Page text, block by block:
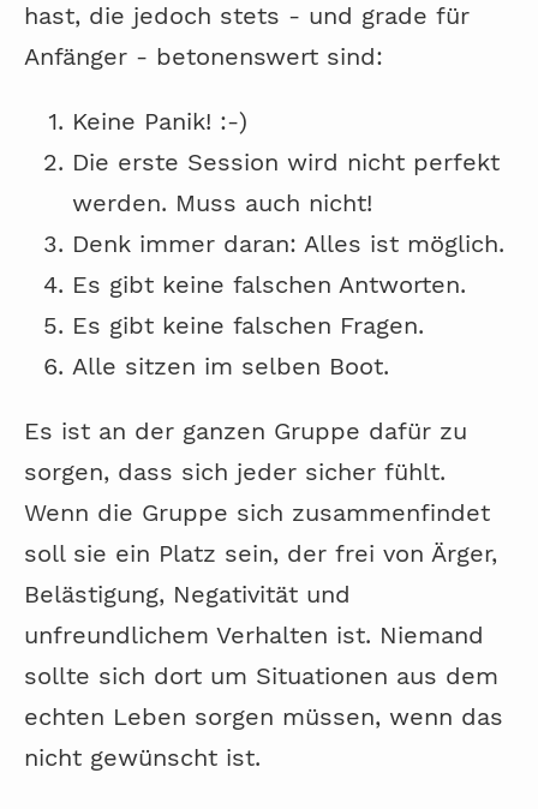
hast, die jedoch stets - und grade für
Anfänger - betonenswert sind:
Keine Panik! :-)
Die erste Session wird nicht perfekt
werden. Muss auch nicht!
Denk immer daran: Alles ist möglich.
Es gibt keine falschen Antworten.
Es gibt keine falschen Fragen.
Alle sitzen im selben Boot.
Es ist an der ganzen Gruppe dafür zu
sorgen, dass sich jeder sicher fühlt.
Wenn die Gruppe sich zusammenfindet
soll sie ein Platz sein, der frei von Ärger,
Belästigung, Negativität und
unfreundlichem Verhalten ist. Niemand
sollte sich dort um Situationen aus dem
echten Leben sorgen müssen, wenn das
nicht gewünscht ist.